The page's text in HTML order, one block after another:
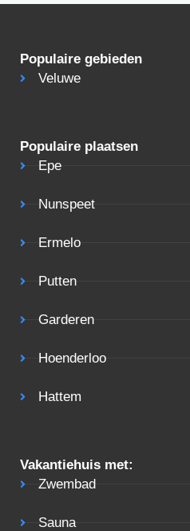
Populaire gebieden
Veluwe
Populaire plaatsen
Epe
Nunspeet
Ermelo
Putten
Garderen
Hoenderloo
Hattem
Vakantiehuis met:
Zwembad
Sauna